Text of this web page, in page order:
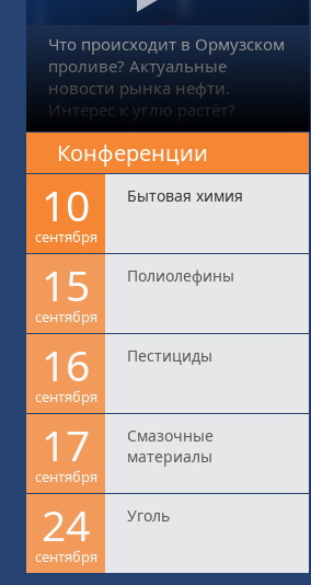
Что происходит в Ормузском
проливе? Актуальные
новости рынка нефти.
Интерес к углю растёт?
Конференции
10
сентября
Бытовая химия
15
сентября
Полиолефины
16
сентября
Пестициды
17
сентября
Смазочные
материалы
24
сентября
Уголь